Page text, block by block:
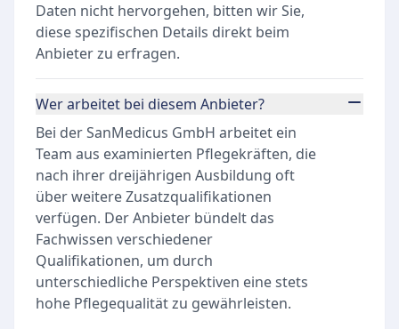
Daten nicht hervorgehen, bitten wir Sie,
diese spezifischen Details direkt beim
Anbieter zu erfragen.
Wer arbeitet bei diesem Anbieter?
Bei der SanMedicus GmbH arbeitet ein
Team aus examinierten Pflegekräften, die
nach ihrer dreijährigen Ausbildung oft
über weitere Zusatzqualifikationen
verfügen. Der Anbieter bündelt das
Fachwissen verschiedener
Qualifikationen, um durch
unterschiedliche Perspektiven eine stets
hohe Pflegequalität zu gewährleisten.